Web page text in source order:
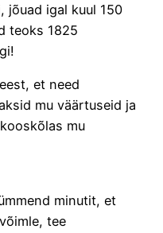
jõuad igal kuul 150
teoks 1825
et need
mu väärtuseid ja
mu
minutit, et
tee